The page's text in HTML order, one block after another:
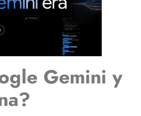
Gemini y